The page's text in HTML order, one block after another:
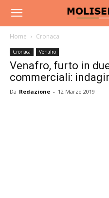
Home Cronaca
Cronaca Venafro
Venafro, furto in
commerciali:
Da Redazione - 12 Marzo 2019